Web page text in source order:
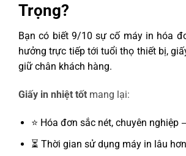
Trọng?
Bạn có biết 9/10 sự cố máy in hóa
hưởng trực tiếp tới tuổi thọ thiết bị,
giữ chân khách hàng.
Giấy in nhiệt tốt mang lại:
⭐ Hóa đơn sắc nét, chuyên
⏳ Thời gian sử dụng máy in lâu